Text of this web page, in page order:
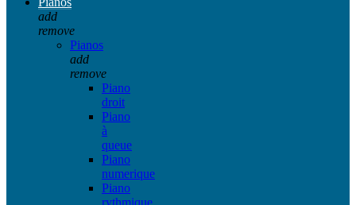
add
remove
Pianos
add
remove
Piano
droit
Piano
à
queue
Piano
numerique
Piano
rythmique